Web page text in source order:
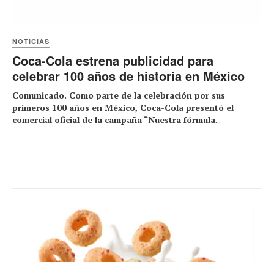
NOTICIAS
Coca-Cola estrena publicidad para
celebrar 100 años de historia en México
Comunicado. Como parte de la celebración por sus
primeros 100 años en México, Coca-Cola presentó el
comercial oficial de la campaña “Nuestra fórmula...